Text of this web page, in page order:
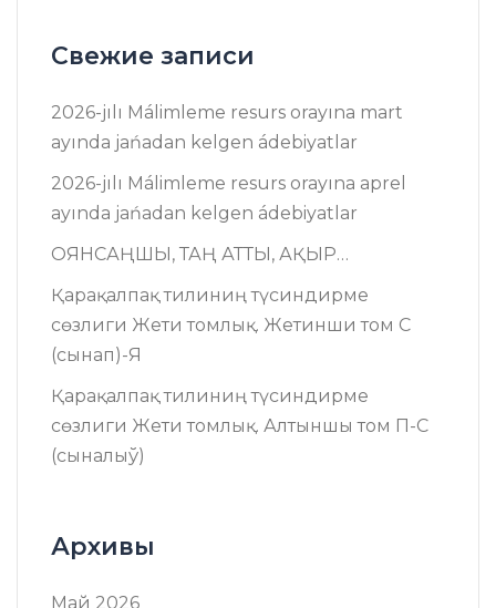
Свежие записи
2026-jılı Málimleme resurs оrayına mart
ayında jańadan kelgen ádebiyatlar
2026-jılı Málimleme resurs оrayına aprel
ayında jańadan kelgen ádebiyatlar
ОЯНСАҢШЫ, ТАҢ АТТЫ, АҚЫР…
Қарақалпақ тилиниң түсиндирме
сөзлиги Жети томлық. Жетинши том C
(сынап)-Я
Қарақалпақ тилиниң түсиндирме
сөзлиги Жети томлық. Алтыншы том П-C
(сыналыў)
Архивы
Май 2026